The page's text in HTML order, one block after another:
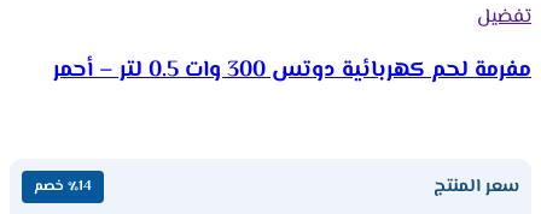
تفضيل
مفرمة لحم كهربائية دوتس 300 وات 0.5 لتر – أحمر
سعر المنتج ٪14 خصم